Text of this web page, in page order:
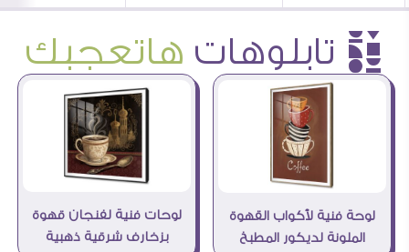
è تابلوهات هاتعجبك
لوحة فنية لأكواب القهوة
الملونة لديكور المطبخ
لوحات فنية لفنجان قهوة
بزخارف شرقية ذهبية